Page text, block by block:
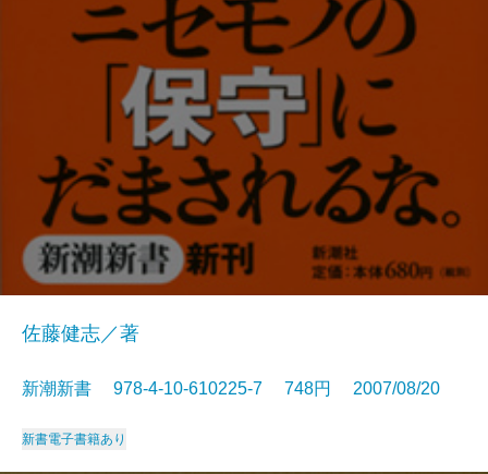
佐藤健志／著
新潮新書 978-4-10-610225-7 748円 2007/08/20
新書電子書籍あり